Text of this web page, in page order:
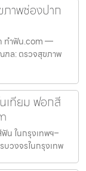
าพช่องปาก
ทำฟัน.com —
ฑล: ตรวจสุขภาพ
เทียม ฟอกสี
น ในกรุงเทพฯ–
วงจรในกรุงเทพ